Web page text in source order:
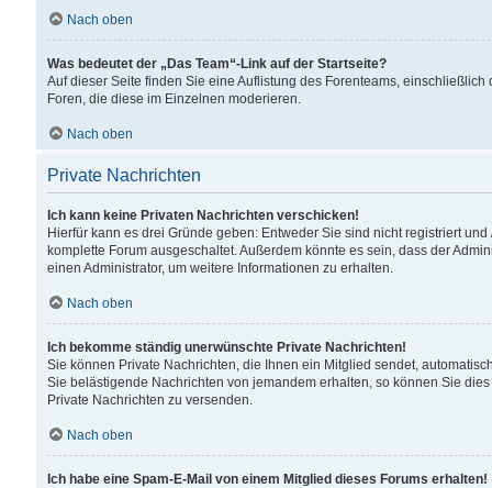
Nach oben
Was bedeutet der „Das Team“-Link auf der Startseite?
Auf dieser Seite finden Sie eine Auflistung des Forenteams,
Foren, die diese im Einzelnen moderieren.
Nach oben
Private Nachrichten
Ich kann keine Privaten Nachrichten verschicken!
Hierfür kann es drei Gründe geben: Entweder Sie sind nicht registriert
komplette Forum ausgeschaltet. Außerdem könnte es sein, dass der
einen Administrator, um weitere Informationen zu erhalten.
Nach oben
Ich bekomme ständig unerwünschte Private Nachrichten!
Sie können Private Nachrichten, die Ihnen ein Mitglied sendet,
Sie belästigende Nachrichten von jemandem erhalten, so können Sie
Private Nachrichten zu versenden.
Nach oben
Ich habe eine Spam-E-Mail von einem Mitglied dieses Forums erhalten!